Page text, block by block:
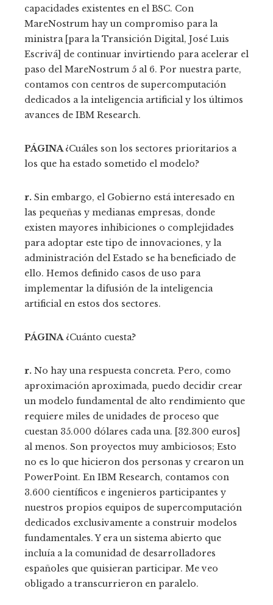
capacidades existentes en el BSC. Con
MareNostrum hay un compromiso para la
ministra [para la Transición Digital, José Luis
Escrivá] de continuar invirtiendo para acelerar el
paso del MareNostrum 5 al 6. Por nuestra parte,
contamos con centros de supercomputación
dedicados a la inteligencia artificial y los últimos
avances de IBM Research.
PÁGINA¿Cuáles son los sectores prioritarios a
los que ha estado sometido el modelo?
r. Sin embargo, el Gobierno está interesado en
las pequeñas y medianas empresas, donde
existen mayores inhibiciones o complejidades
para adoptar este tipo de innovaciones, y la
administración del Estado se ha beneficiado de
ello. Hemos definido casos de uso para
implementar la difusión de la inteligencia
artificial en estos dos sectores.
PÁGINA¿Cuánto cuesta?
r. No hay una respuesta concreta. Pero, como
aproximación aproximada, puedo decidir crear
un modelo fundamental de alto rendimiento que
requiere miles de unidades de proceso que
cuestan 35.000 dólares cada una. [32.300 euros]
al menos. Son proyectos muy ambiciosos; Esto
no es lo que hicieron dos personas y crearon un
PowerPoint. En IBM Research, contamos con
3.600 científicos e ingenieros participantes y
nuestros propios equipos de supercomputación
dedicados exclusivamente a construir modelos
fundamentales. Y era un sistema abierto que
incluía a la comunidad de desarrolladores
españoles que quisieran participar. Me veo
obligado a transcurrieron en paralelo.